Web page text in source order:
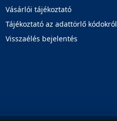
Vásárlói tájékoztató
Tájékoztató az adattörlő kódokról
Visszaélés bejelentés